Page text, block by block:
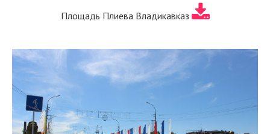
Площадь Плиева Владикавказ